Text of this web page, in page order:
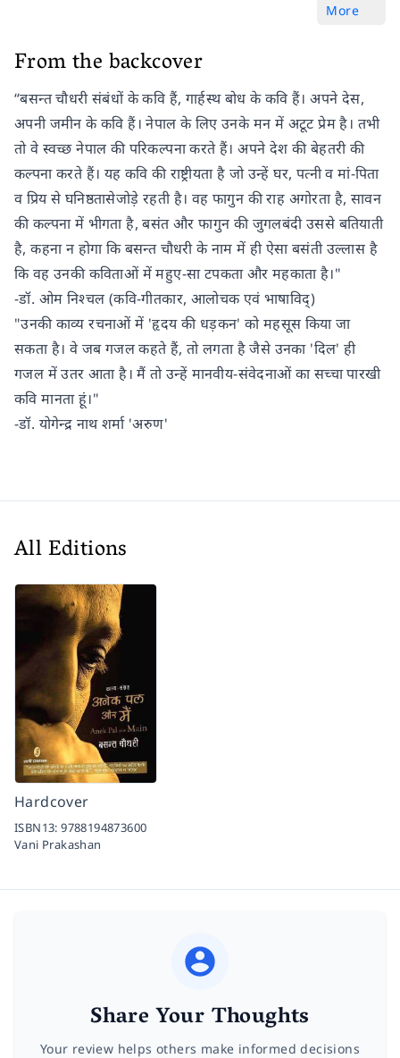
More
From the backcover
“बसन्त चौधरी संबंधों के कवि हैं, गार्हस्थ बोध के कवि हैं। अपने देस,
अपनी जमीन के कवि हैं। नेपाल के लिए उनके मन में अटूट प्रेम है। तभी
तो वे स्वच्छ नेपाल की परिकल्पना करते हैं। अपने देश की बेहतरी की
कल्पना करते हैं। यह कवि की राष्ट्रीयता है जो उन्हें घर, पत्नी व मां-पिता
व प्रिय से घनिष्ठतासेजोड़े रहती है। वह फागुन की राह अगोरता है, सावन
की कल्पना में भीगता है, बसंत और फागुन की जुगलबंदी उससे बतियाती
है, कहना न होगा कि बसन्त चौधरी के नाम में ही ऐसा बसंती उल्लास है
कि वह उनकी कविताओं में महुए-सा टपकता और महकाता है।"
-डॉ. ओम निश्चल (कवि-गीतकार, आलोचक एवं भाषाविद्)
"उनकी काव्य रचनाओं में 'हृदय की धड़कन' को महसूस किया जा
सकता है। वे जब गजल कहते हैं, तो लगता है जैसे उनका 'दिल' ही
गजल में उतर आता है। मैं तो उन्हें मानवीय-संवेदनाओं का सच्चा पारखी
कवि मानता हूं।"
-डॉ. योगेन्द्र नाथ शर्मा 'अरुण'
All Editions
Hardcover
ISBN13:9788194873600
Vani Prakashan
Share Your Thoughts
Your review helps others make informed decisions